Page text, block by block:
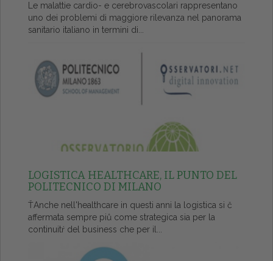
Le malattie cardio- e cerebrovascolari rappresentano
uno dei problemi di maggiore rilevanza nel panorama
sanitario italiano in termini di...
LOGISTICA HEALTHCARE, IL PUNTO DEL
POLITECNICO DI MILANO
ŤAnche nell'healthcare in questi anni la logistica si č
affermata sempre piů come strategica sia per la
continuitŕ del business che per il...